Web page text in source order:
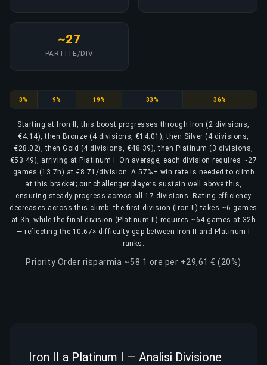
~27
PARTITE/DIV
Iron
3% Bronze
9% Silver
19% Gold
33% Platinum
36%
Starting at Iron II, this boost progresses through Iron (2 divisions,
€4.14), then Bronze (4 divisions, €14.01), then Silver (4 divisions,
€28.02), then Gold (4 divisions, €48.39), then Platinum (3 divisions,
€53.49), arriving at Platinum I. On average, each division requires ~27
games (13.7h) at €8.71/division. A 57%+ win rate is needed to climb
at this bracket; our challenger players sustain well above this,
ensuring steady progress across all 17 divisions. Rating efficiency
decreases across this climb: the first division (Iron II) takes ~6 games
at 3h, while the final division (Platinum II) requires ~64 games at 32h
— reflecting the 10.67× difficulty gap between Iron II and Platinum I
ranks.
Priority Order risparmia ~58.1 ore per +29,61 € (20%)
Iron II a Platinum I — Analisi Divisione